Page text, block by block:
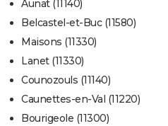
Aunat (11140)
Belcastel-et-Buc (11580)
Maisons (11330)
Lanet (11330)
Counozouls (11140)
Caunettes-en-Val (11220)
Bourigeole (11300)